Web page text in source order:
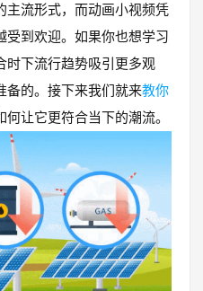
主流形式，而动画小视频凭
受到欢迎。如果你也想学习
时下流行趋势吸引更多观
备的。接下来我们就来教你
何让它更符合当下的潮流。